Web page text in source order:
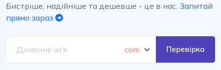
Бистріше, надійніше та дешевше - це в нас. Запитай
прямо зараз
Перевірка